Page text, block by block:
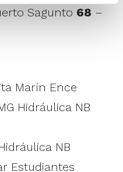
Sagunto 68 –
Marín Ence
Hidráulica NB
NB
Estudiantes